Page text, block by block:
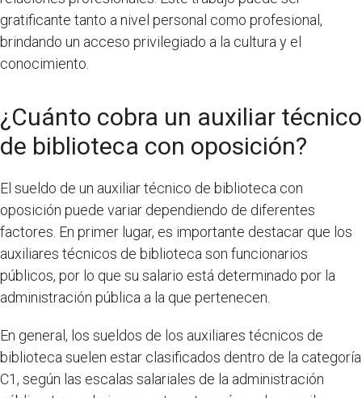
gratificante tanto a nivel personal como profesional,
brindando un acceso privilegiado a la cultura y el
conocimiento.
¿Cuánto cobra un auxiliar técnico
de biblioteca con oposición?
El sueldo de un auxiliar técnico de biblioteca con
oposición puede variar dependiendo de diferentes
factores. En primer lugar, es importante destacar que los
auxiliares técnicos de biblioteca son funcionarios
públicos, por lo que su salario está determinado por la
administración pública a la que pertenecen.
En general, los sueldos de los auxiliares técnicos de
biblioteca suelen estar clasificados dentro de la categoría
C1, según las escalas salariales de la administración